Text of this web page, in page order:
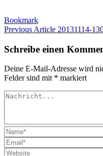
Bookmark
Previous Article 20131114-
Schreibe einen
Deine E-Mail-Adresse wird
Felder sind mit * markiert